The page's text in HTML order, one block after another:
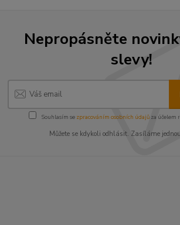
Nepropásněte
slevy!
Souhlasím se zpracováním osobních údajůza účelem
Můžete se kdykoli odhlásit. Zasíláme